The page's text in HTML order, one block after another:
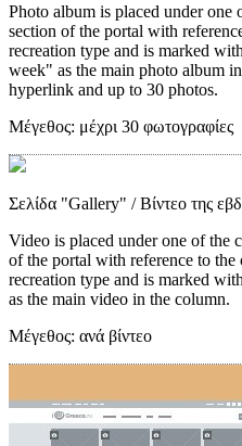
Photo album is placed under
section of the portal with
recreation type and is marked
week" as the main photo album
hyperlink and up to 30 photos.
Μέγεθος: μέχρι 30 φωτογραφίες
Σελίδα "Gallery" / Βίντεο της
Video is placed under one of the
of the portal with reference to
recreation type and is marked
as the main video in the column.
Μέγεθος: ανά βίντεο